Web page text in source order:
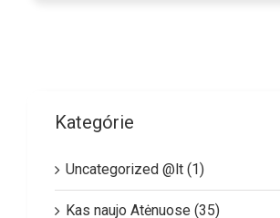
Kategórie
Uncategorized @lt (1)